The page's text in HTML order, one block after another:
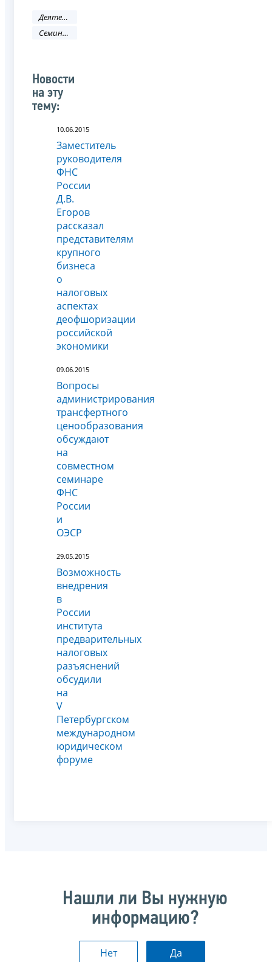
Деятельность ФНС
Семинар
Новости
на эту
тему:
10.06.2015
Заместитель
руководителя
ФНС
России
Д.В.
Егоров
рассказал
представителям
крупного
бизнеса
о
налоговых
аспектах
деофшоризации
российской
экономики
09.06.2015
Вопросы
администрирования
трансфертного
ценообразования
обсуждают
на
совместном
семинаре
ФНС
России
и
ОЭСР
29.05.2015
Возможность
внедрения
в
России
института
предварительных
налоговых
разъяснений
обсудили
на
V
Петербургском
международном
юридическом
форуме
Нашли ли Вы нужную
информацию?
Нет Да